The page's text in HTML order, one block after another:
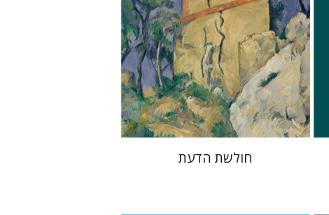
מחיר השקה
$46
$32
חולשת הדעת